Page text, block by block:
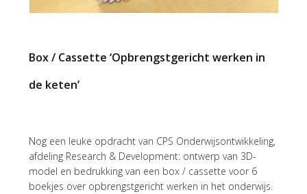
Box / Cassette ‘Opbrengstgericht werken in
de keten’
Nog een leuke opdracht van CPS Onderwijsontwikkeling,
afdeling Research & Development: ontwerp van 3D-
model en bedrukking van een box / cassette voor 6
boekjes over opbrengstgericht werken in het onderwijs.